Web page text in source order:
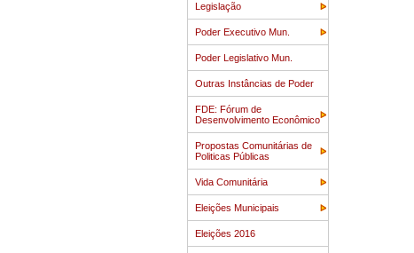
Legislação
Poder Executivo Mun.
Poder Legislativo Mun.
Outras Instâncias de Poder
FDE: Fórum de
Desenvolvimento Econômico
Propostas Comunitárias de
Politicas Públicas
Vida Comunitária
Eleições Municipais
Eleições 2016